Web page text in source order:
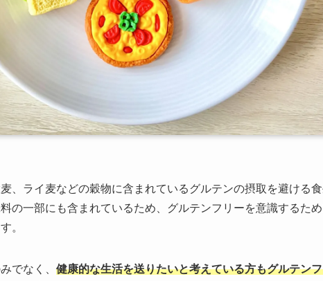
、ライ麦などの穀物に含まれているグルテンの摂取を避ける
の一部にも含まれているため、グルテンフリーを意識するた
。
でなく、 健康的な生活を送りたいと考えている方もグルテン